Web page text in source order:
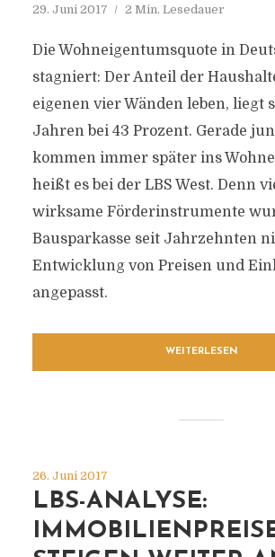
29. Juni 2017 2 Min. Lesedauer
Die Wohneigentumsquote in
stagniert: Der Anteil der
eigenen vier Wänden leben, liegt
Jahren bei 43 Prozent. Gerade
kommen immer später ins
heißt es bei der LBS West. Denn
wirksame Förderinstrumente
Bausparkasse seit Jahrzehnten
Entwicklung von Preisen und
angepasst.
WEITERLESEN
26. Juni 2017
LBS-ANALYSE: